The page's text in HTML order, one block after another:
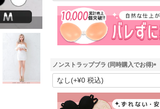
ブラック
須
)
ノンストラップブラ (同時購入でお得)
(
須
)